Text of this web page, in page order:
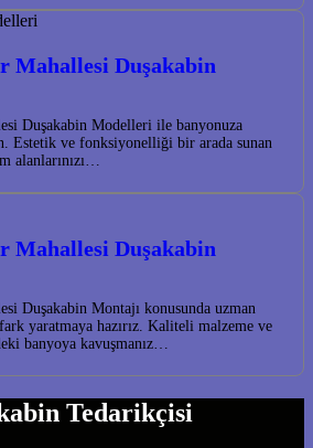
Mahallesi Duşakabin
Duşakabin Modelleri ile banyonuza
Estetik ve fonksiyonelliği bir arada sunan
alanlarınızı…
Mahallesi Duşakabin
Duşakabin Montajı konusunda uzman
yaratmaya hazırız. Kaliteli malzeme ve
banyoya kavuşmanız…
Tedarikçisi